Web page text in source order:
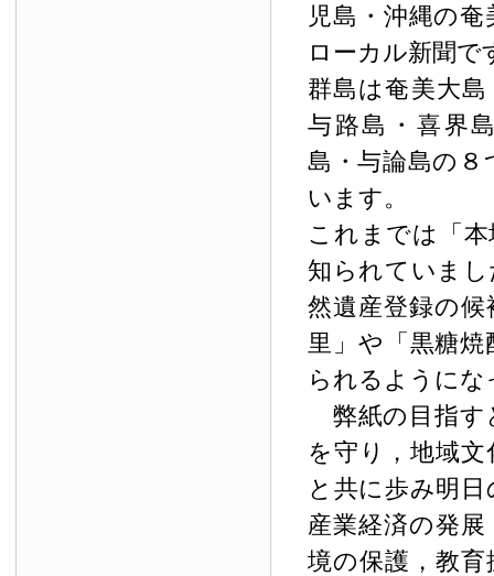
児島・沖縄の
ローカル新聞で
群島は奄美大
与路島・喜界
島・与論島の
います。
これまでは「
知られていま
然遺産登録の
里」や「黒糖
られるように
弊紙の目指す
を守り，地域
と共に歩み明
産業経済の発
境の保護，教